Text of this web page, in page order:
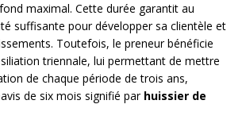
maximal. Cette durée garantit au
suffisante pour développer sa clientèle et
Toutefois, le preneur bénéficie
triennale, lui permettant de mettre
de chaque période de trois ans,
de six mois signifié par huissier de